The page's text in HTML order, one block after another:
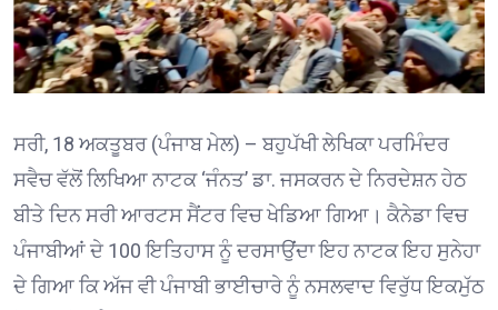
ਸਰੀ, 18 ਅਕਤੂਬਰ (ਪੰਜਾਬ ਮੇਲ) – ਬਹੁਪੱਖੀ ਲੇਖਿਕਾ ਪਰਮਿੰਦਰ
ਸਵੈਚ ਵੱਲੋਂ ਲਿਖਿਆ ਨਾਟਕ ‘ਜੰਨਤ’ ਡਾ. ਜਸਕਰਨ ਦੇ ਨਿਰਦੇਸ਼ਨ ਹੇਠ
ਬੀਤੇ ਦਿਨ ਸਰੀ ਆਰਟਸ ਸੈਂਟਰ ਵਿਚ ਖੇਡਿਆ ਗਿਆ। ਕੈਨੇਡਾ ਵਿਚ
ਪੰਜਾਬੀਆਂ ਦੇ 100 ਇਤਿਹਾਸ ਨੂੰ ਦਰਸਾਉਂਦਾ ਇਹ ਨਾਟਕ ਇਹ ਸੁਨੇਹਾ
ਦੇ ਗਿਆ ਕਿ ਅੱਜ ਵੀ ਪੰਜਾਬੀ ਭਾਈਚਾਰੇ ਨੂੰ ਨਸਲਵਾਦ ਵਿਰੁੱਧ ਇਕਮੁੱਠ